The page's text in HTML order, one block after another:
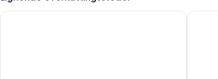
Quality Hotel Grand Larvik Home